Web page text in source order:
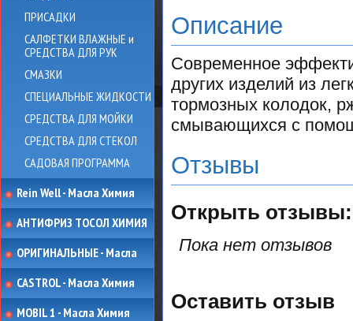
ПРИСАДКИ
САЛФЕТКИ ВЛАЖНЫЕ и
СРЕДСТВА ДЛЯ РУК
СМАЗКИ
СПЕЦИАЛЬНЫЕ ЖИДКОСТИ
СРЕДСТВА ДЛЯ МОЙКИ
СРЕДСТВА ДЛЯ СТЕКОЛ
САДОВАЯ ПРОГРАММА
Rein Well - Масла Химия
АНТИФРИЗ ТОСОЛ ХИМИЯ
ОРИГИНАЛЬНЫЕ - Масла
CASTROL - Масла Химия
MOBIL 1 - Масла Химия
Описание
Современное
других изделий из
тормозных колодок,
смывающихся с
Отзывы
Открыть
Пока нет отзывов
Оставить отзыв